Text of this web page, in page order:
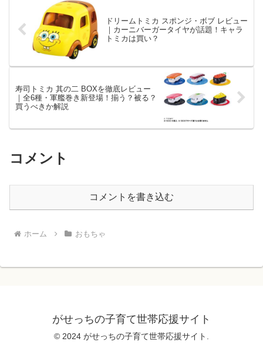
ドリームトミカ スポンジ・ボブ レビュー
｜カーニバーガータイヤが話題！キャラ
トミカは買い？
寿司トミカ 其の二 BOXを徹底レビュー
｜全6種・軍艦巻き新登場！揃う？被る？
買うべきか解説
コメント
コメントを書き込む
ホーム おもちゃ
がせっちの子育て世帯応援サイト
© 2024 がせっちの子育て世帯応援サイト.